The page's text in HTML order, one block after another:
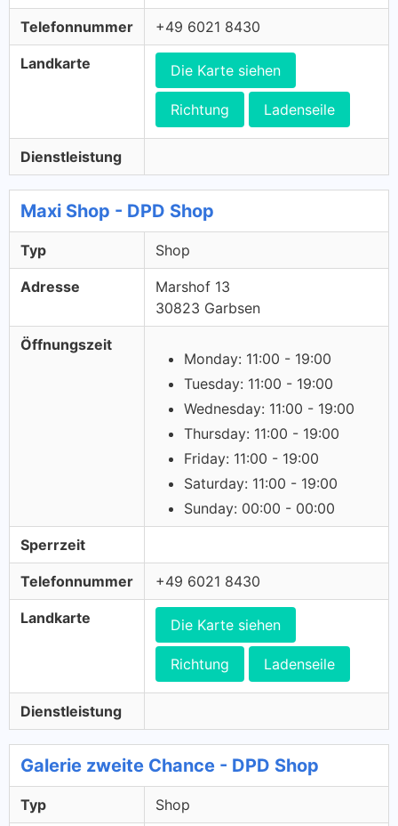
Telefonnummer +49 6021 8430
Landkarte Die Karte siehen
Richtung Ladenseile
Dienstleistung
Maxi Shop - DPD Shop
Typ Shop
Adresse
Marshof 13
30823 Garbsen
Öffnungszeit
Monday: 11:00 - 19:00
Tuesday: 11:00 - 19:00
Wednesday: 11:00 - 19:00
Thursday: 11:00 - 19:00
Friday: 11:00 - 19:00
Saturday: 11:00 - 19:00
Sunday: 00:00 - 00:00
Sperrzeit
Telefonnummer +49 6021 8430
Landkarte Die Karte siehen
Richtung Ladenseile
Dienstleistung
Galerie zweite Chance - DPD Shop
Typ Shop